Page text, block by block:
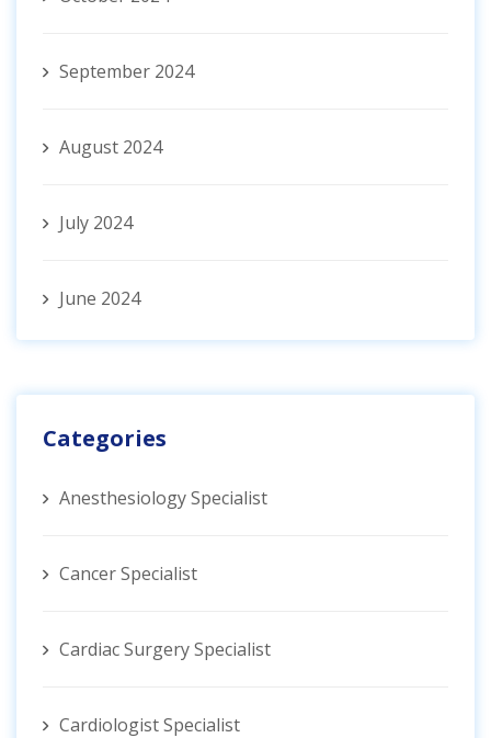
September 2024
August 2024
July 2024
June 2024
Categories
Anesthesiology Specialist
Cancer Specialist
Cardiac Surgery Specialist
Cardiologist Specialist